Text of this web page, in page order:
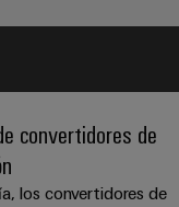
convertidores de
los convertidores de